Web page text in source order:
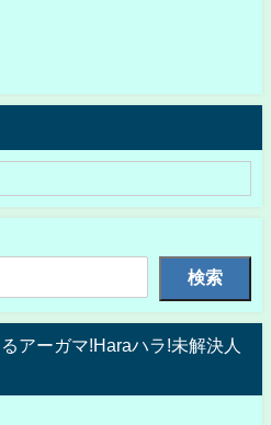
検索
アーガマ!Haraハラ!未解決人